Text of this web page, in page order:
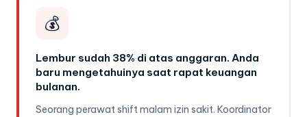
💰
Lembur sudah 38% di atas anggaran. Anda
baru mengetahuinya saat rapat keuangan
bulanan.
Seorang perawat shift malam izin sakit. Koordinator